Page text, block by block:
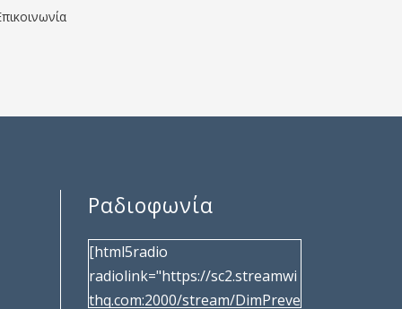
Ραδιοφωνία
[html5radio
radiolink="https://sc2.streamwi
thq.com:2000/stream/DimPreve